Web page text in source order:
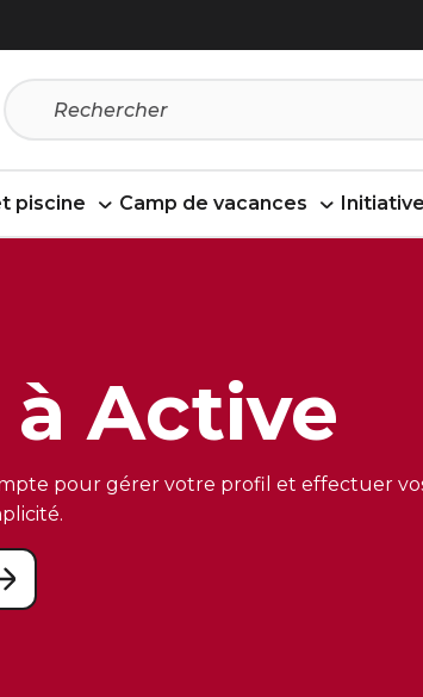
piscine Camp de vacances
Active
pour gérer votre profil et effectuer